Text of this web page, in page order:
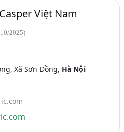
Việt Nam
2025)
Xã Sơn Đồng, Hà Nội